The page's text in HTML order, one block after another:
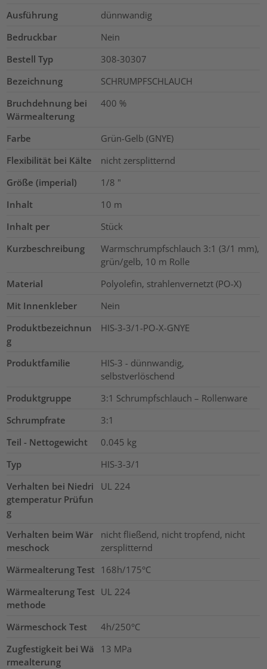
Ausführung
dünnwandig
Bedruckbar
Nein
Bestell Typ
308-30307
Bezeichnung
SCHRUMPFSCHLAUCH
Bruchdehnung bei
Wärmealterung
400 %
Farbe
Grün-Gelb (GNYE)
Flexibilität bei Kälte
nicht zersplitternd
Größe (imperial)
1/8 "
Inhalt
10 m
Inhalt per
Stück
Kurzbeschreibung
Warmschrumpfschlauch 3:1 (3/1 mm),
grün/gelb, 10 m Rolle
Material
Polyolefin, strahlenvernetzt (PO-X)
Mit Innenkleber
Nein
Produktbezeichnun
g
HIS-3-3/1-PO-X-GNYE
Produktfamilie
HIS-3 - dünnwandig,
selbstverlöschend
Produktgruppe
3:1 Schrumpfschlauch – Rollenware
Schrumpfrate
3:1
Teil - Nettogewicht
0.045 kg
Typ
HIS-3-3/1
Verhalten bei Niedri
gtemperatur Prüfun
g
UL 224
Verhalten beim Wär
meschock
nicht fließend, nicht tropfend, nicht
zersplitternd
Wärmealterung Test 168h/175°C
Wärmealterung Test
methode
UL 224
Wärmeschock Test
4h/250°C
Zugfestigkeit bei Wä
rmealterung
13 MPa